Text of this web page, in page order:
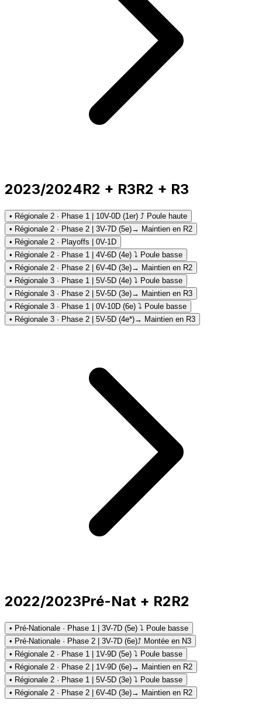
2023/2024R2 + R3R2 + R3
• Régionale 2 · Phase 1 | 10V-0D (1er) ⤴ Poule haute
• Régionale 2 · Phase 2 | 3V-7D (5e)→ Maintien en R2
• Régionale 2 · Playoffs | 0V-1D
• Régionale 2 · Phase 1 | 4V-6D (4e) ⤵ Poule basse
• Régionale 2 · Phase 2 | 6V-4D (3e)→ Maintien en R2
• Régionale 3 · Phase 1 | 5V-5D (4e) ⤵ Poule basse
• Régionale 3 · Phase 2 | 5V-5D (3e)→ Maintien en R3
• Régionale 3 · Phase 1 | 0V-10D (6e) ⤵ Poule basse
• Régionale 3 · Phase 2 | 5V-5D (4e*)→ Maintien en R3
2022/2023Pré-Nat + R2R2
• Pré-Nationale · Phase 1 | 3V-7D (5e) ⤵ Poule basse
• Pré-Nationale · Phase 2 | 3V-7D (6e)⤴ Montée en N3
• Régionale 2 · Phase 1 | 1V-9D (5e) ⤵ Poule basse
• Régionale 2 · Phase 2 | 1V-9D (6e)→ Maintien en R2
• Régionale 2 · Phase 1 | 5V-5D (3e) ⤵ Poule basse
• Régionale 2 · Phase 2 | 6V-4D (3e)→ Maintien en R2